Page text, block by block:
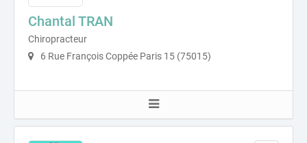
Chantal TRAN
Chiropracteur
6 Rue François Coppée Paris 15 (75015)